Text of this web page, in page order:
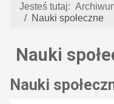
Jesteś tutaj:
Nauki społeczne
Nauki
Nauki